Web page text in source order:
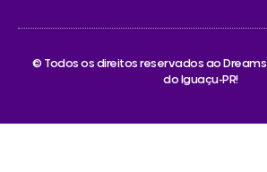
© Todos os direitos reservados ao Dreams
do Iguaçu-PR!